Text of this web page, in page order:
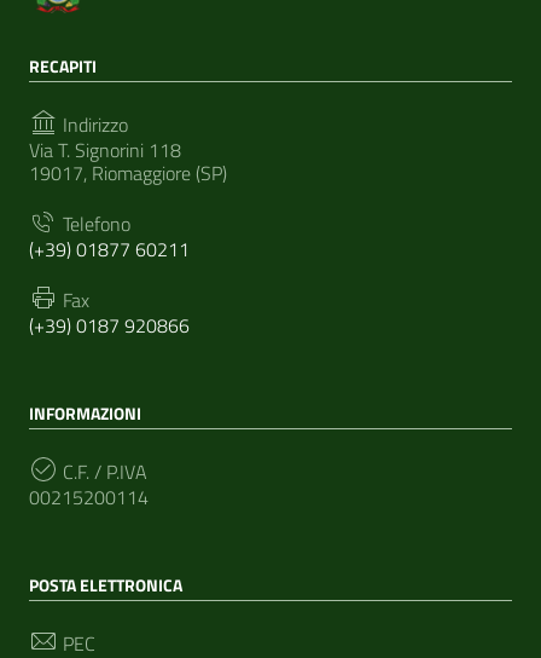
RECAPITI
Indirizzo
Via T. Signorini 118
19017, Riomaggiore (SP)
Telefono
(+39) 01877 60211
Fax
(+39) 0187 920866
INFORMAZIONI
C.F. / P.IVA
00215200114
POSTA ELETTRONICA
PEC